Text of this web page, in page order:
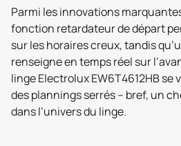
Parmi les innovations
fonction retardateur de départ
sur les horaires creux, tandis
renseigne en temps réel sur
linge Electrolux EW6T4612HB se
des plannings serrés – bref, un
dans l’univers du linge.